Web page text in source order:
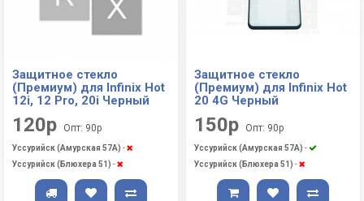
Защитное стекло
(Премиум) для Infinix Hot
12i, 12 Pro, 20i Черный
120р Опт: 90р
Уссурийск (Амурская 57А) -
Уссурийск (Блюхера 51) -
Защитное стекло
(Премиум) для Infinix Hot
20 4G Черный
150р Опт: 90р
Уссурийск (Амурская 57А) -
Уссурийск (Блюхера 51) -